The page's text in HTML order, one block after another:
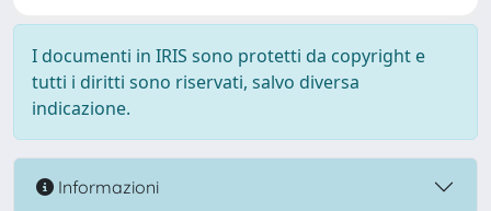
I documenti in IRIS sono protetti da copyright e
tutti i diritti sono riservati, salvo diversa
indicazione.
Informazioni